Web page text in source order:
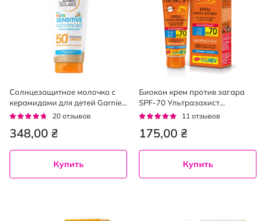
Солнцезащитное молочко с
керамидами для детей Garnier
Ambre Solaire Kids SPF50, 175
Рейтинг:
20 отзывов
348,00 ₴
Купить
Биокон крем против загара
SPF-70 Ультразахист
Сол.зах.серия, 75мл
Рейтинг:
11 отзывов
175,00 ₴
Купить